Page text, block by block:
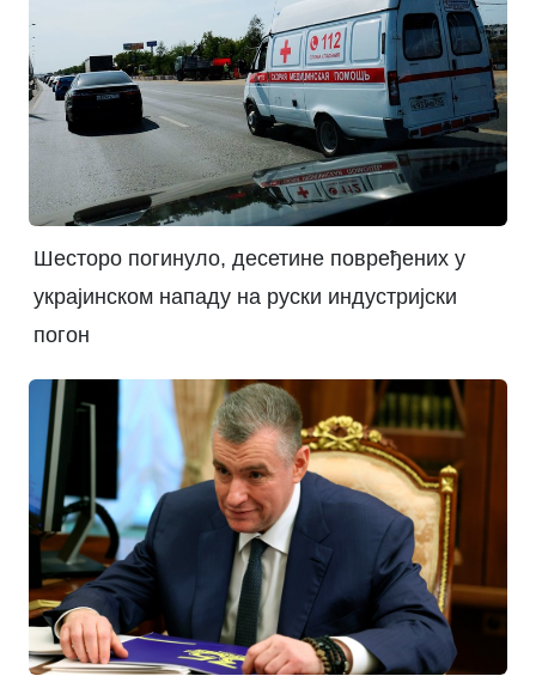
Шесторо погинуло, десетине повређених у
украјинском нападу на руски индустријски
погон